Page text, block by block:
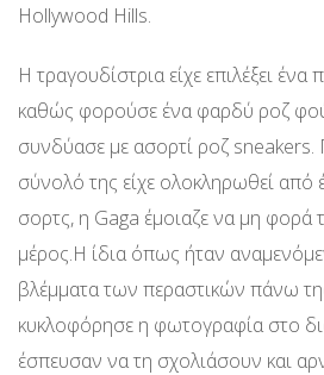
Hollywood Hills.
Η τραγουδίστρια είχε επιλέξει
καθώς φορούσε ένα φαρδύ ροζ
συνδύασε με ασορτί ροζ
σύνολό της είχε ολοκληρωθεί από
σορτς, η Gaga έμοιαζε να μη φορά
μέρος.Η ίδια όπως ήταν
βλέμματα των περαστικών πάνω
κυκλοφόρησε η φωτογραφία στο
έσπευσαν να τη σχολιάσουν και